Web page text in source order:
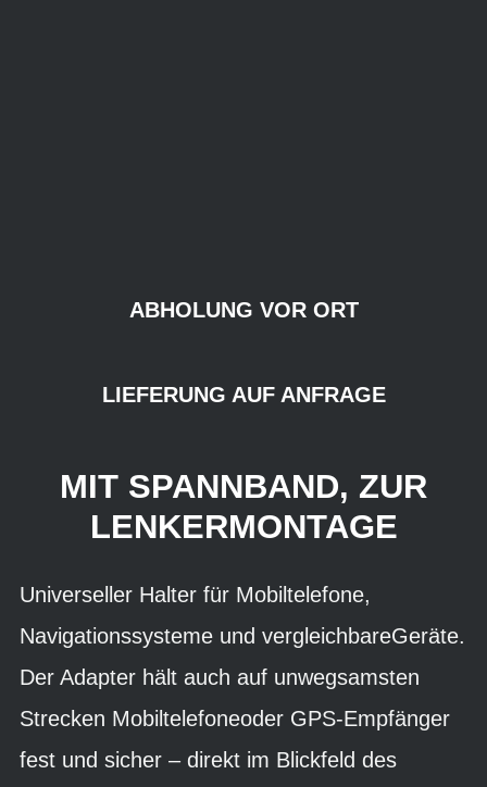
ABHOLUNG VOR ORT
LIEFERUNG AUF ANFRAGE
MIT SPANNBAND, ZUR
LENKERMONTAGE
Universeller Halter für Mobiltelefone,
Navigationssysteme und vergleichbareGeräte.
Der Adapter hält auch auf unwegsamsten
Strecken Mobiltelefoneoder GPS-Empfänger
fest und sicher – direkt im Blickfeld des